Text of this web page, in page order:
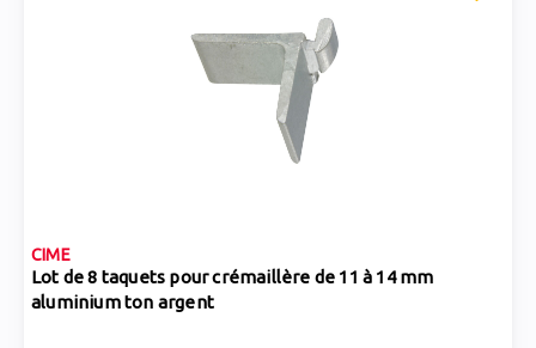
CIME
Lot de 8 taquets pour crémaillère de 11 à 14 mm
aluminium ton argent